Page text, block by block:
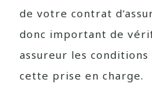
de votre contrat
donc important de
assureur les
cette prise en charge.